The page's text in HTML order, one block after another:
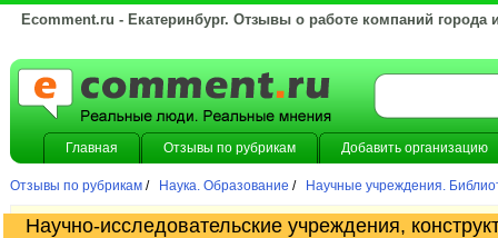
Ecomment.ru - Екатеринбург. Отзывы о работе компаний города
Главная Отзывы по рубрикам Добавить организацию
Отзывы по рубрикам / Наука. Образование / Научные учреждения.
Научно-исследовательские учреждения,